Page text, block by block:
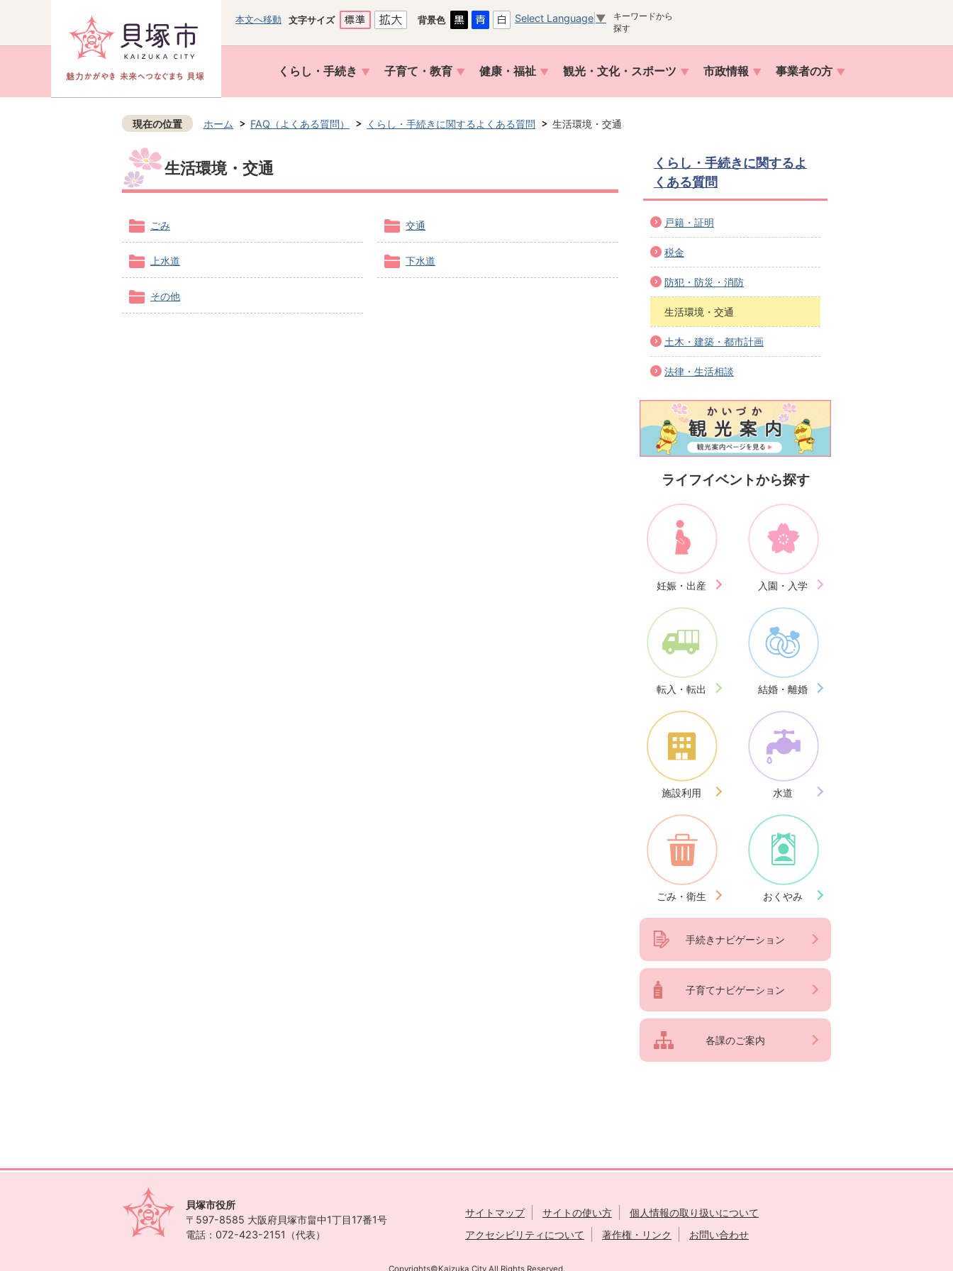
本文へ移動 文字サイズ 背景色 Select Language ▼
キーワードから
探す
くらし・手続き 子育て・教育 健康・福祉 観光・文化・スポーツ 市政情報 事業者の方
現在の位置 ホーム FAQ（よくある質問） くらし・手続きに関するよくある質問 生活環境・交通
生活環境・交通
ごみ 交通
上水道 下水道
その他
くらし・手続きに関するよ
くある質問
戸籍・証明
税金
防犯・防災・消防
生活環境・交通
土木・建築・都市計画
法律・生活相談
ライフイベントから探す
妊娠・出産 入園・入学
転入・転出 結婚・離婚
施設利用 水道
ごみ・衛生 おくやみ
手続きナビゲーション
子育てナビゲーション
各課のご案内
貝塚市役所
〒597-8585 大阪府貝塚市畠中1丁目17番1号
電話：072-423-2151（代表）
サイトマップ サイトの使い方
個人情報の取り扱いについて
アクセシビリティについて
著作権・リンク お問い合わせ
Copyrights©Kaizuka City All Rights Reserved.